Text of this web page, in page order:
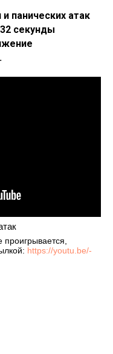
панических атак
секунды
https://youtu.be/-